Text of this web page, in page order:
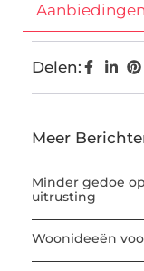
Aanbiedingen
Delen:
Meer
Minder gedoe
uitrusting
Woonideeën